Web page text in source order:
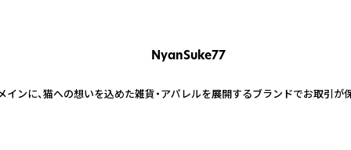
NyanSuke77
インに、猫への想いを込めた雑貨・アパレルを展開するブランドでお取引